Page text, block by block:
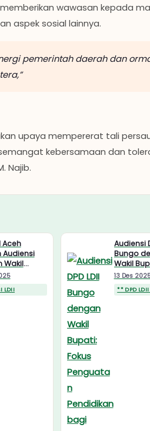
memberikan wawasan kepada
aspek sosial lainnya.
pemerintah daerah dan
upaya mempererat tali
semangat kebersamaan dan
Najib.
Aceh
Audiensi
Wakil
2024-
LDII
Audiensi
Bungo
Wakil
13 Des
** DPD LDII